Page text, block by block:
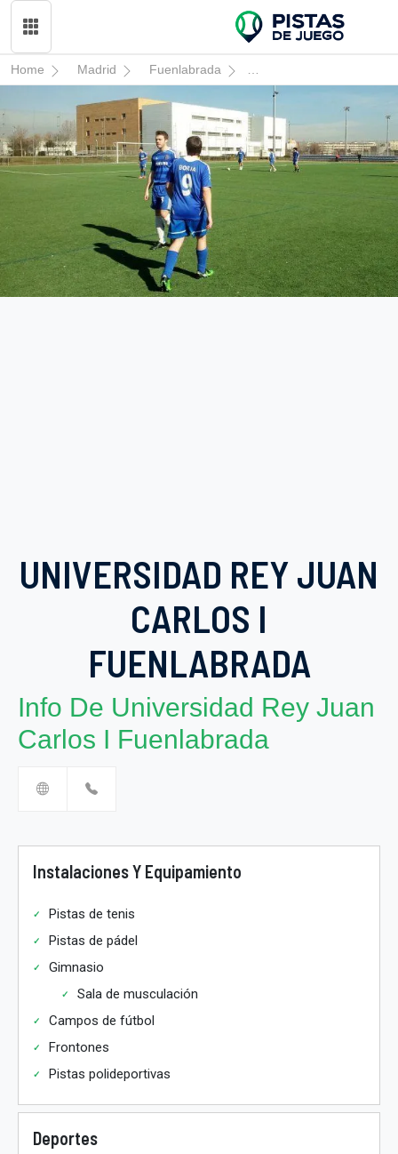
Home Madrid Fuenlabrada Universidad Rey Juan
UNIVERSIDAD REY JUAN
CARLOS I
FUENLABRADA
Info De Universidad Rey Juan
Carlos I Fuenlabrada
Instalaciones Y Equipamiento
Pistas de tenis
Pistas de pádel
Gimnasio
Sala de musculación
Campos de fútbol
Frontones
Pistas polideportivas
Deportes